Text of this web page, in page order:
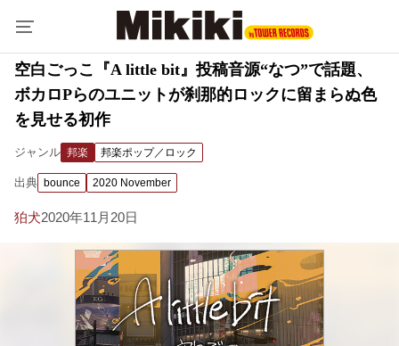
空白ごっこ『A little bit』投稿音源“なつ”で話題、
ボカロPらのユニットが刹那的ロックに留まらぬ色
を見せる初作
ジャンル 邦楽 邦楽ポップ／ロック
出典 bounce 2020 November
狛犬2020年11月20日